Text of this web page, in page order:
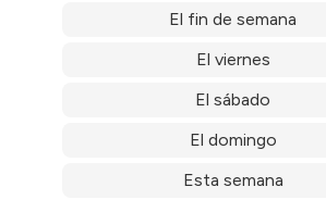
El fin de semana
El viernes
El sábado
El domingo
Esta semana